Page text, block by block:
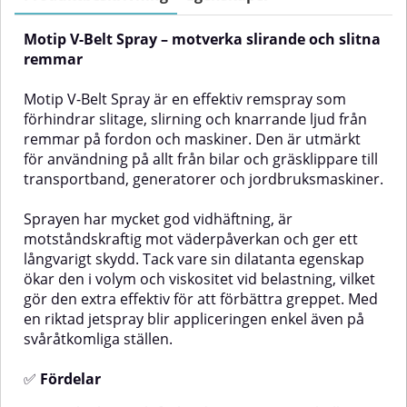
praktisk sprayfunktion och riktad
jetstråle kommer du enkelt åt
för såväl hushållsbruk som i
garage, verkstad och på
fritidsutrustning.✅
FördelarMångsidig användning
för smörjning, rengöring och
skyddUtmärkta penetrerande
egenskaperMinskar friktion och
egenskaperSkyddar mot rost och
korrosionLämnar en skyddande
filmLöser upp fett, olja, vax, tjära
och
underredsbeläggningAnvändningsområdenMotip
Multispray är perfekt att använda
på:Gångjärn, lås, dörrar och
fönsterVerktyg och
maskindelarCyklar, skateboards,
belastningTrädgårdsredskap och
friktion.Silikonsprayen är idealisk
bilar, husbilar och andra fordon,
vattenavvisande, pH-neutral,
resistent mot svaga syror och
baser samt mycket
motståndskraftig mot
väderpåverkan. Produkten klarar
temperaturer från -50 °C upp till
+200 °C.✅ FördelarSmörjer och
frysa och torkaFörhindrar
knarrande och gnisslande
plastdelarBildar en
vattenavvisande skyddsfilmGer
glans åt gummi- och
plastytorMycket god mekanisk
och termisk stabilitetEnkel
Motip V-Belt Spray – motverka slirande och slitna
remmar
Motip V-Belt Spray är en effektiv remspray som
förhindrar slitage, slirning och knarrande ljud från
remmar på fordon och maskiner. Den är utmärkt
för användning på allt från bilar och gräsklippare till
transportband, generatorer och jordbruksmaskiner.
Sprayen har mycket god vidhäftning, är
motståndskraftig mot väderpåverkan och ger ett
långvarigt skydd. Tack vare sin dilatanta egenskap
ökar den i volym och viskositet vid belastning, vilket
gör den extra effektiv för att förbättra greppet. Med
en riktad jetspray blir appliceringen enkel även på
svåråtkomliga ställen.
✅ Fördelar